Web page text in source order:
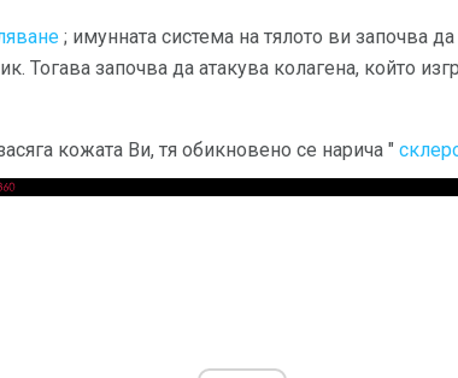
; имунната система на тялото ви започва
Тогава започва да атакува колагена, който
кожата Ви, тя обикновено се нарича "